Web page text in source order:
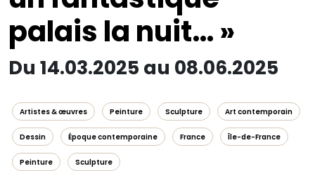
palais la nuit… »
Du 14.03.2025 au 08.06.2025
Artistes & œuvres Peinture Sculpture Art contemporain
Dessin Époque contemporaine France Île-de-France
Peinture Sculpture